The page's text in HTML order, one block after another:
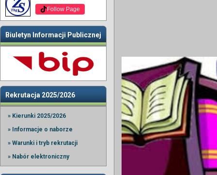
Follow Page
Biuletyn Informacji Publicznej
Rekrutacja 2025/2026
» Kierunki 2025/2026
» Informacje o naborze
» Warunki i tryb rekrutacji
» Nabór elektroniczny